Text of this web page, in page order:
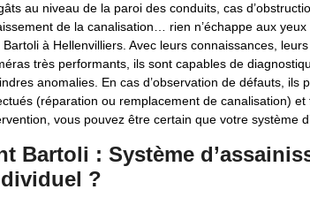
au niveau de la paroi des conduits, cas
de la canalisation… rien n’échappe aux
Bartoli à Hellenvilliers. Avec leurs connaissances,
très performants, ils sont capables de
anomalies. En cas d’observation de défauts,
(réparation ou remplacement de canalisation)
vous pouvez être certain que votre système
Bartoli : Système
?